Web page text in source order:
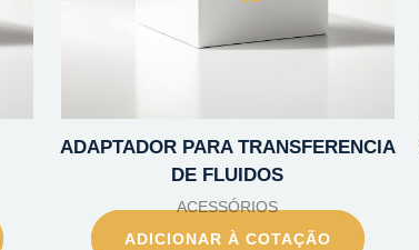
ADAPTADOR PARA TRANSFERENCIA
DE FLUIDOS
ACESSÓRIOS
ADICIONAR À COTAÇÃO